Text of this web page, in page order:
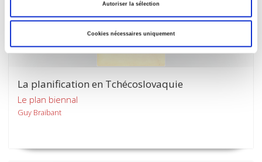
Autoriser la sélection
Cookies nécessaires uniquement
La planification en Tchécoslovaquie
Le plan biennal
Guy Braibant